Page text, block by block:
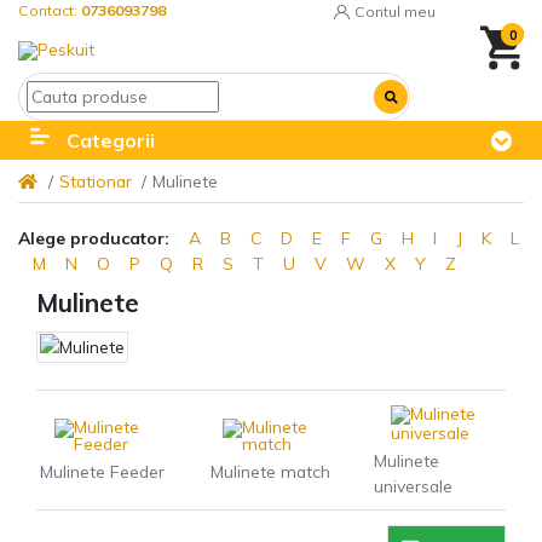
Contact: 0736093798 Contul meu
0
Categorii
Stationar Mulinete
Alege producator: A B C D E F G H I J K
L
M
N O P Q R S T U V W X Y Z
Mulinete
Mulinete Feeder Mulinete match
Mulinete
universale